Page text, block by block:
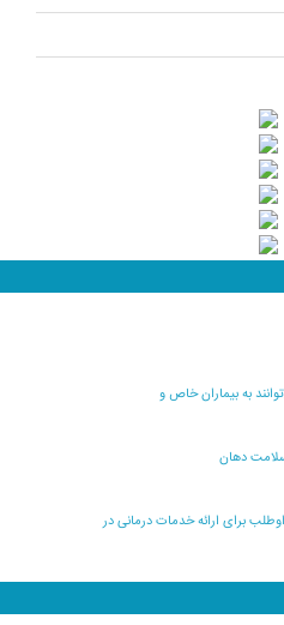
به بیماران خاص و
دهان
برای ارائه خدمات درمانی در